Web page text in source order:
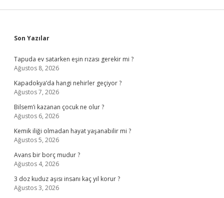
Sidebar
Son Yazılar
Tapuda ev satarken eşin rızası gerekir mi ?
Ağustos 8, 2026
Kapadokya’da hangi nehirler geçiyor ?
Ağustos 7, 2026
Bilsem’i kazanan çocuk ne olur ?
Ağustos 6, 2026
Kemik iliği olmadan hayat yaşanabilir mi ?
Ağustos 5, 2026
Avans bir borç mudur ?
Ağustos 4, 2026
3 doz kuduz aşısı insanı kaç yıl korur ?
Ağustos 3, 2026